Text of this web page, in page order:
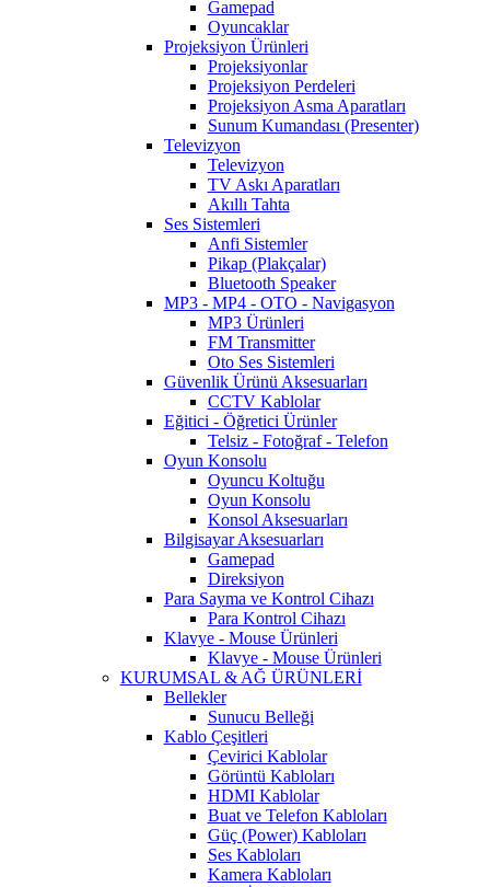
Gamepad
Oyuncaklar
Projeksiyon Ürünleri
Projeksiyonlar
Projeksiyon Perdeleri
Projeksiyon Asma Aparatları
Sunum Kumandası (Presenter)
Televizyon
Televizyon
TV Askı Aparatları
Akıllı Tahta
Ses Sistemleri
Anfi Sistemler
Pikap (Plakçalar)
Bluetooth Speaker
MP3 - MP4 - OTO - Navigasyon
MP3 Ürünleri
FM Transmitter
Oto Ses Sistemleri
Güvenlik Ürünü Aksesuarları
CCTV Kablolar
Eğitici - Öğretici Ürünler
Telsiz - Fotoğraf - Telefon
Oyun Konsolu
Oyuncu Koltuğu
Oyun Konsolu
Konsol Aksesuarları
Bilgisayar Aksesuarları
Gamepad
Direksiyon
Para Sayma ve Kontrol Cihazı
Para Kontrol Cihazı
Klavye - Mouse Ürünleri
Klavye - Mouse Ürünleri
KURUMSAL & AĞ ÜRÜNLERİ
Bellekler
Sunucu Belleği
Kablo Çeşitleri
Çevirici Kablolar
Görüntü Kabloları
HDMI Kablolar
Buat ve Telefon Kabloları
Güç (Power) Kabloları
Ses Kabloları
Kamera Kabloları